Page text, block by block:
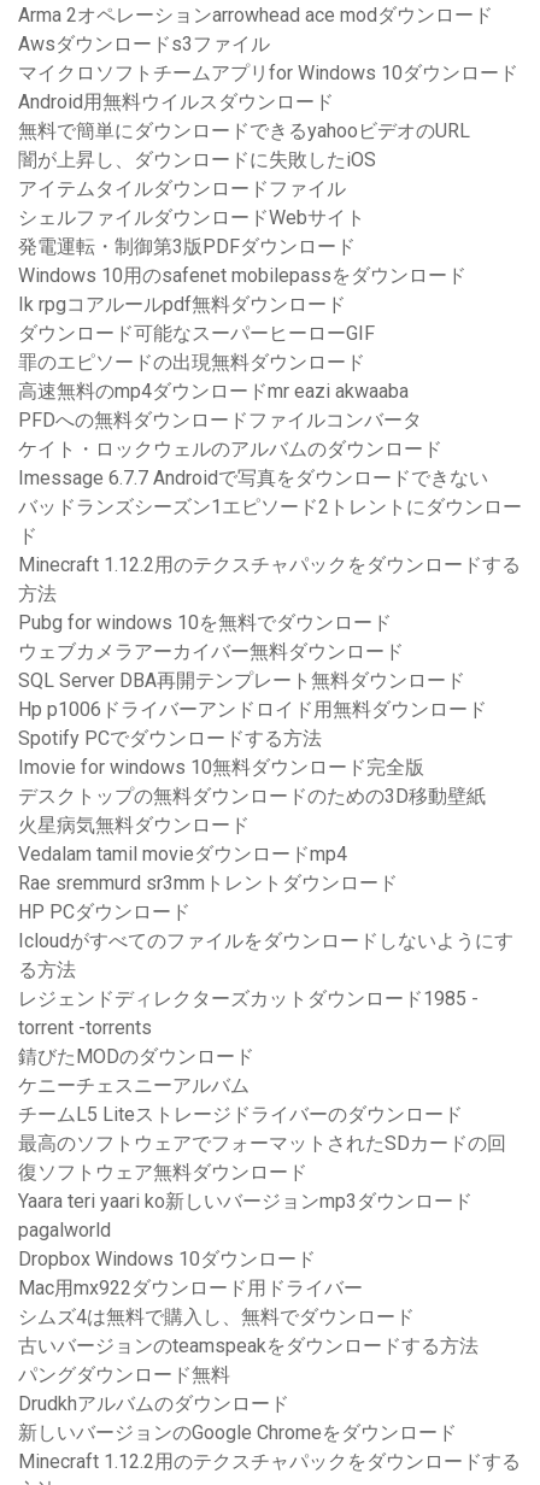
Arma 2オペレーションarrowhead ace modダウンロード
Awsダウンロードs3ファイル
マイクロソフトチームアプリfor Windows 10ダウンロード
Android用無料ウイルスダウンロード
無料で簡単にダウンロードできるyahooビデオのURL
闇が上昇し、ダウンロードに失敗したiOS
アイテムタイルダウンロードファイル
シェルファイルダウンロードWebサイト
発電運転・制御第3版PDFダウンロード
Windows 10用のsafenet mobilepassをダウンロード
Ik rpgコアルールpdf無料ダウンロード
ダウンロード可能なスーパーヒーローGIF
罪のエピソードの出現無料ダウンロード
高速無料のmp4ダウンロードmr eazi akwaaba
PFDへの無料ダウンロードファイルコンバータ
ケイト・ロックウェルのアルバムのダウンロード
Imessage 6.7.7 Androidで写真をダウンロードできない
バッドランズシーズン1エピソード2トレントにダウンロー
ド
Minecraft 1.12.2用のテクスチャパックをダウンロードする
方法
Pubg for windows 10を無料でダウンロード
ウェブカメラアーカイバー無料ダウンロード
SQL Server DBA再開テンプレート無料ダウンロード
Hp p1006ドライバーアンドロイド用無料ダウンロード
Spotify PCでダウンロードする方法
Imovie for windows 10無料ダウンロード完全版
デスクトップの無料ダウンロードのための3D移動壁紙
火星病気無料ダウンロード
Vedalam tamil movieダウンロードmp4
Rae sremmurd sr3mmトレントダウンロード
HP PCダウンロード
Icloudがすべてのファイルをダウンロードしないようにす
る方法
レジェンドディレクターズカットダウンロード1985 -
torrent -torrents
錆びたMODのダウンロード
ケニーチェスニーアルバム
チームL5 Liteストレージドライバーのダウンロード
最高のソフトウェアでフォーマットされたSDカードの回
復ソフトウェア無料ダウンロード
Yaara teri yaari ko新しいバージョンmp3ダウンロード
pagalworld
Dropbox Windows 10ダウンロード
Mac用mx922ダウンロード用ドライバー
シムズ4は無料で購入し、無料でダウンロード
古いバージョンのteamspeakをダウンロードする方法
パングダウンロード無料
Drudkhアルバムのダウンロード
新しいバージョンのGoogle Chromeをダウンロード
Minecraft 1.12.2用のテクスチャパックをダウンロードする